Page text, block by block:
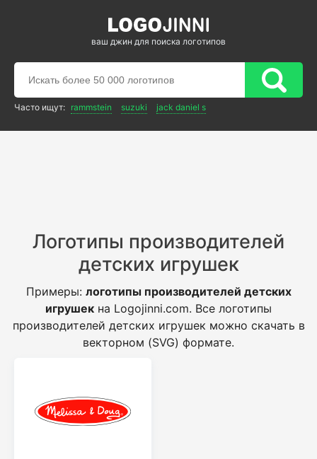
ваш джин для поиска логотипов
Часто ищут: rammstein suzuki jack daniel s
Логотипы производителей
детских игрушек
Примеры: логотипы производителей детских
игрушек на Logojinni.com. Все логотипы
производителей детских игрушек можно скачать в
векторном (SVG) формате.